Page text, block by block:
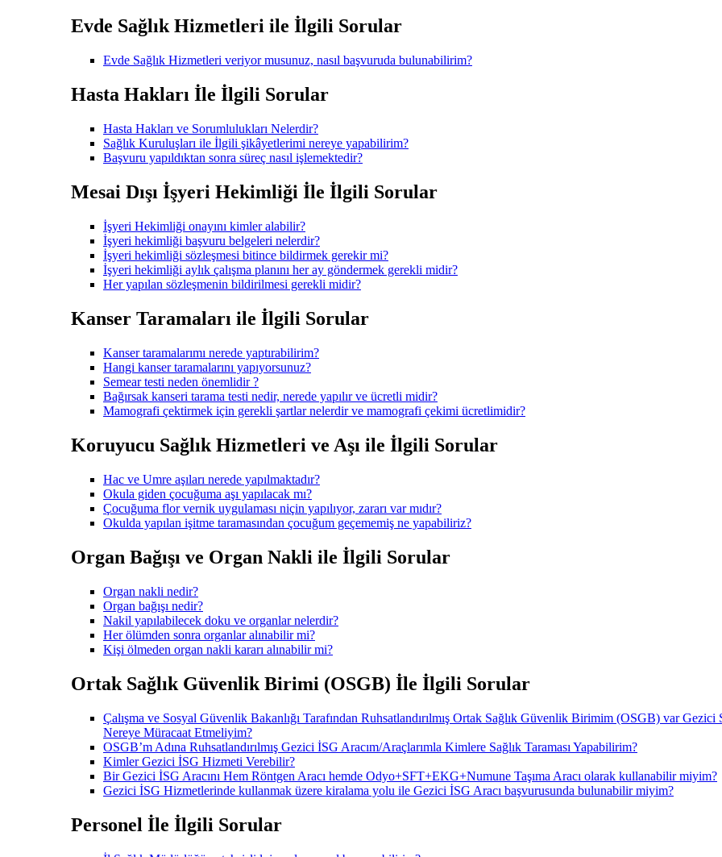
Evde Sağlık Hizmetleri ile İlgili Sorular
Evde Sağlık Hizmetleri veriyor musunuz, nasıl başvuruda bulunabilirim?
Hasta Hakları İle İlgili Sorular
Hasta Hakları ve Sorumlulukları Nelerdir?
Sağlık Kuruluşları ile İlgili şikâyetlerimi nereye yapabilirim?
Başvuru yapıldıktan sonra süreç nasıl işlemektedir?
Mesai Dışı İşyeri Hekimliği İle İlgili Sorular
İşyeri Hekimliği onayını kimler alabilir?
İşyeri hekimliği başvuru belgeleri nelerdir?
İşyeri hekimliği sözleşmesi bitince bildirmek gerekir mi?
İşyeri hekimliği aylık çalışma planını her ay göndermek gerekli midir?
Her yapılan sözleşmenin bildirilmesi gerekli midir?
Kanser Taramaları ile İlgili Sorular
Kanser taramalarımı nerede yaptırabilirim?
Hangi kanser taramalarını yapıyorsunuz?
Semear testi neden önemlidir ?
Bağırsak kanseri tarama testi nedir, nerede yapılır ve ücretli midir?
Mamografi çektirmek için gerekli şartlar nelerdir ve mamografi çekimi ücretlimidir?
Koruyucu Sağlık Hizmetleri ve Aşı ile İlgili Sorular
Hac ve Umre aşıları nerede yapılmaktadır?
Okula giden çocuğuma aşı yapılacak mı?
Çocuğuma flor vernik uygulaması niçin yapılıyor, zararı var mıdır?
Okulda yapılan işitme taramasından çocuğum geçememiş ne yapabiliriz?
Organ Bağışı ve Organ Nakli ile İlgili Sorular
Organ nakli nedir?
Organ bağışı nedir?
Nakil yapılabilecek doku ve organlar nelerdir?
Her ölümden sonra organlar alınabilir mi?
Kişi ölmeden organ nakli kararı alınabilir mi?
Ortak Sağlık Güvenlik Birimi (OSGB) İle İlgili Sorular
Çalışma ve Sosyal Güvenlik Bakanlığı Tarafından Ruhsatlandırılmış Ortak Sağlık Güvenlik Birimim (OSGB) var
Nereye Müracaat Etmeliyim?
OSGB’m Adına Ruhsatlandırılmış Gezici İSG Aracım/Araçlarımla Kimlere Sağlık Taraması Yapabilirim?
Kimler Gezici İSG Hizmeti Verebilir?
Bir Gezici İSG Aracını Hem Röntgen Aracı hemde Odyo+SFT+EKG+Numune Taşıma Aracı olarak kullanabilir miyim?
Gezici İSG Hizmetlerinde kullanmak üzere kiralama yolu ile Gezici İSG Aracı başvurusunda bulunabilir miyim?
Personel İle İlgili Sorular